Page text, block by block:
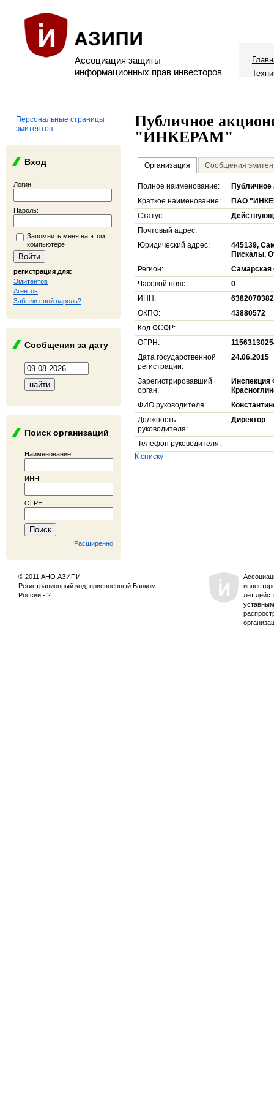
Ассоциация защиты
информационных прав инвесторов
Персональные страницы
эмитентов
Вход
Логин:
Пароль:
Запомнить меня на этом
компьютере
регистрация для:
Эмитентов
Агентов
Забыли свой пароль?
Сообщения за дату
Поиск организаций
Наименование
ИНН
ОГРН
Расширенно
Публичное
"ИНКЕРАМ"
Организация Сообщения
Полное наименование:
Краткое наименование:
ПАО
Статус:
Почтовый адрес:
Юридический адрес:
445139,
Пискалы,
Регион:
Самарская
Часовой пояс:
0
ИНН:
6382070382
ОКПО:
43880572
Код ФСФР:
ОГРН:
Дата государственной
регистрации:
24.06.2015
Зарегистрировавший
орган:
ФИО руководителя:
Должность
руководителя:
Директор
Телефон руководителя:
К списку
© 2011 АНО АЗИПИ
Регистрационный код, присвоенный Банком
России - 2
лет